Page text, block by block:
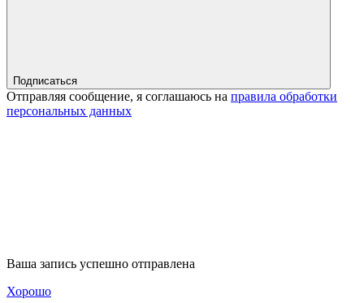
Подписаться
Отправляя сообщение, я соглашаюсь на правила обработки
персональных данных
Ваша запись успешно отправлена
Хорошо